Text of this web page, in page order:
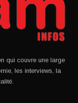
qui couvre une large
les interviews, la